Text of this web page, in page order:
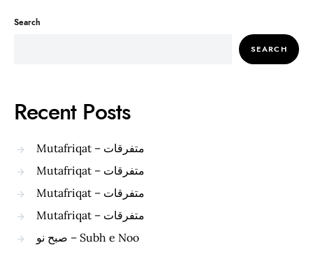
Search
SEARCH
Recent Posts
Mutafriqat – متفرقات
Mutafriqat – متفرقات
Mutafriqat – متفرقات
Mutafriqat – متفرقات
صبح نو – Subh e Noo